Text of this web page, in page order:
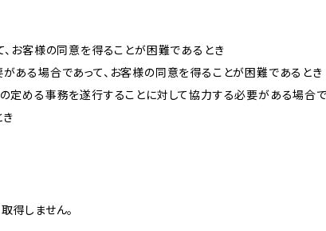
お客様の同意を得ることが困難であるとき
ある場合であって、お客様の同意を得ることが困難であるとき
定める事務を遂行することに対して協力する必要がある場合で
得しません。